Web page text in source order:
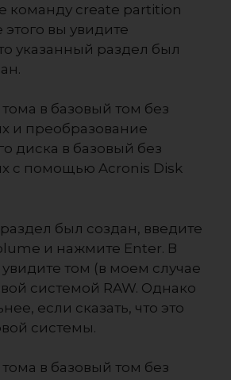
команду create partition
вы увидите
указанный раздел был
был создан, введите
и нажмите Enter. В
увидите том (в моем случае
системой RAW. Однако
если сказать, что это
системы.